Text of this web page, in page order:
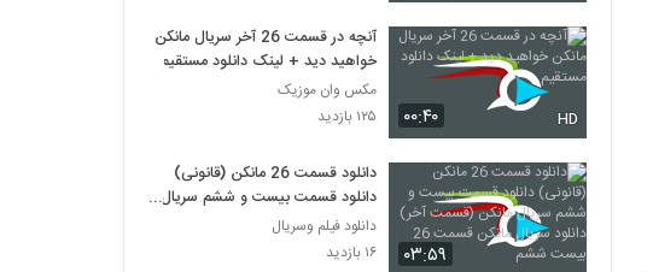
۰۰:۴۰ HD
آنچه در قسمت 26 آخر سریال مانکن
خواهید دید + لینک دانلود مستقیم
مکس وان موزیک
۱۲۵ بازدید
۰۳:۵۹
دانلود قسمت 26 مانکن (قانونی)
دانلود قسمت بیست و ششم سریال
مانکن (قسمت آخر) دانلود سریال
مانکن قسمت 26 بیست ششم
دانلود فیلم وسریال
۱۶ بازدید